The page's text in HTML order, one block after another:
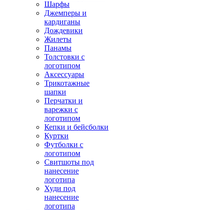
Шарфы
Джемперы и
кардиганы
Дождевики
Жилеты
Панамы
Толстовки с
логотипом
Аксессуары
Трикотажные
шапки
Перчатки и
варежки с
логотипом
Кепки и бейсболки
Куртки
Футболки с
логотипом
Свитшоты под
нанесение
логотипа
Худи под
нанесение
логотипа